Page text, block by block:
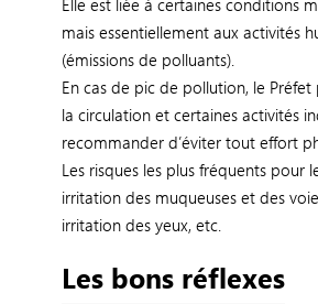
Elle est liée à certaines conditions
mais essentiellement aux activités
(émissions de polluants).
En cas de pic de pollution, le
la circulation et certaines activités
recommander d’éviter tout effort
Les risques les plus fréquents pour
irritation des muqueuses et des
irritation des yeux, etc.
Les bons réflexes